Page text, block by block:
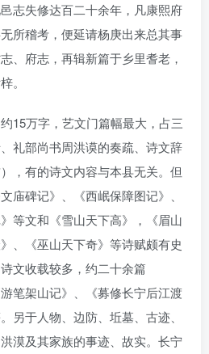
志失修达百二十余年，凡康熙府
所稽考，便延请杨庚出来总其事
、府志，再辑新篇于乡里耆老，
。
15万字，艺文门篇幅最大，占三
礼部尚书周洪谟的奏疏、诗文辞
，有的诗文内容与本县无关。但
庙碑记》、《西岷保障图记》、
等文和《雪山天下高》，《眉山
、《巫山天下奇》等诗赋颇有史
文收载较多，约二十余篇
笔架山记》、《募修长宁后江渡
另于人物、边防、坵墓、古迹、
漠及其家族的事迹、故实。长宁